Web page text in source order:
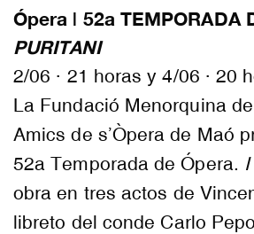
Ópera | 52a TEMPORADA
PURITANI
2/06 · 21 horas y 4/06 · 20
La Fundació Menorquina de
Amics de s’Òpera de Maó
52a Temporada de Ópera.
obra en tres actos de
libreto del conde Carlo